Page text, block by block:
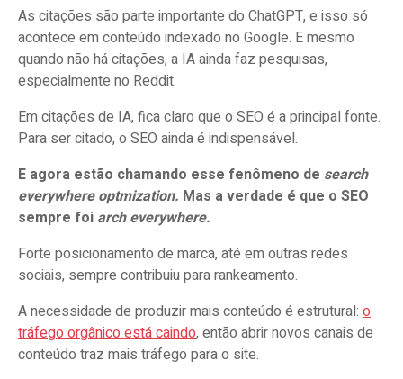
As citações são parte importante do ChatGPT, e isso só
acontece em conteúdo indexado no Google. E mesmo
quando não há citações, a IA ainda faz pesquisas,
especialmente no Reddit.
Em citações de IA, fica claro que o SEO é a principal fonte.
Para ser citado, o SEO ainda é indispensável.
E agora estão chamando esse fenômeno de search
everywhere optmization. Mas a verdade é que o SEO
sempre foi arch everywhere.
Forte posicionamento de marca, até em outras redes
sociais, sempre contribuiu para rankeamento.
A necessidade de produzir mais conteúdo é estrutural: o
tráfego orgânico está caindo, então abrir novos canais de
conteúdo traz mais tráfego para o site.